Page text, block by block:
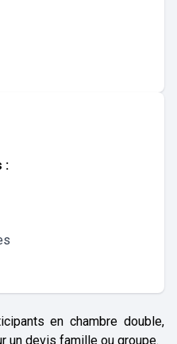
:
en chambre double,
un devis famille ou groupe.